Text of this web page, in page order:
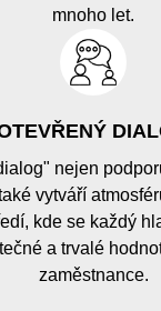
mnoho let.
nejen
vytváří
kde se každý
a trvalé
zaměstnance.